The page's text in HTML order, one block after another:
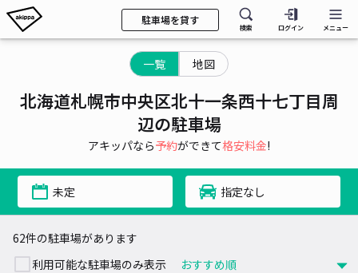
駐車場を貸す
検索 ログイン メニュー
一覧 地図
北海道札幌市中央区北十一条西十七丁目周
辺の駐車場
アキッパなら予約ができて格安料金!
未定 指定なし
62件の駐車場があります
利用可能な駐車場のみ表示